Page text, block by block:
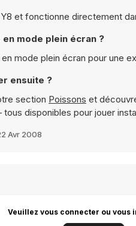
et fonctionne directement
en mode plein écran ?
mode plein écran pour une
ensuite ?
section Poissons et
disponibles pour jouer
Avr 2008
Veuillez vous connecter ou